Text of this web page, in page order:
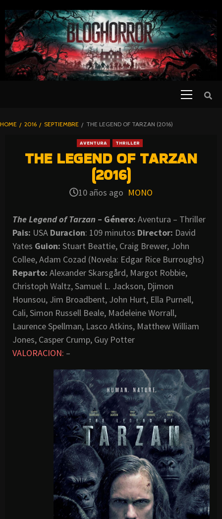
TO
CONTENT
BLOGHORROR
HOME 2016 SEPTIEMBRE THE LEGEND OF TARZAN (2016)
AVENTURA THRILLER
THE LEGEND OF TARZAN
(2016)
10 años ago MONO
The Legend of Tarzan – Género: Aventura – Thriller
Pais: USA Duracion: 109 minutos Director: David
Yates Guion: Stuart Beattie, Craig Brewer, John
Collee, Adam Cozad (Novela: Edgar Rice Burroughs)
Reparto: Alexander Skarsgård, Margot Robbie,
Christoph Waltz, Samuel L. Jackson, Djimon
Hounsou, Jim Broadbent, John Hurt, Ella Purnell,
Cali, Simon Russell Beale, Madeleine Worrall,
Laurence Spellman, Lasco Atkins, Matthew William
Jones, Casper Crump, Guy Potter
VALORACION: –